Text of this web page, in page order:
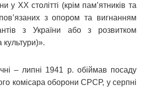
у XX столітті (крім пам’ятників та
з опором та вигнанням
з України або з розвитком
культури)».
– липні 1941 р. обіймав посаду
комісара оборони СРСР, у серпні